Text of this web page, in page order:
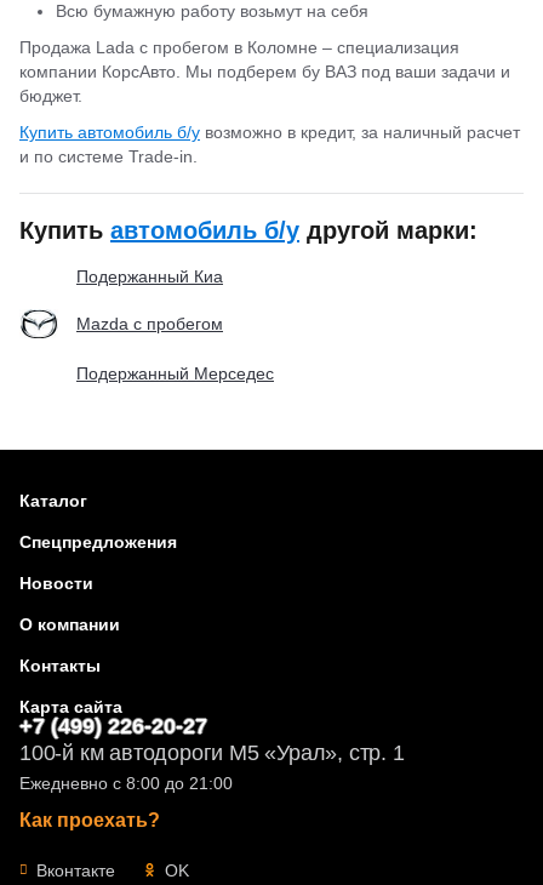
Всю бумажную работу возьмут на себя
Продажа Lada с пробегом в Коломне – специализация
компании КорсАвто. Мы подберем бу ВАЗ под ваши задачи и
бюджет.
Купить автомобиль б/у возможно в кредит, за наличный расчет
и по системе Trade-in.
Купить автомобиль б/у другой марки:
Подержанный Киа
Mazda с пробегом
Подержанный Мерседес
Каталог
Спецпредложения
Новости
О компании
Контакты
Карта сайта
+7 (499) 226-20-27
100-й км автодороги М5 «Урал», стр. 1
Ежедневно с 8:00 до 21:00
Как проехать?
Вконтакте OK